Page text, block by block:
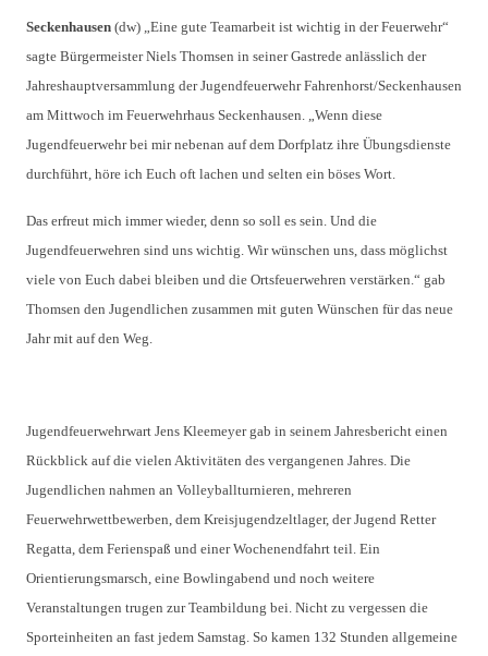
Seckenhausen (dw) „Eine gute Teamarbeit ist wichtig in der Feuerwehr“
sagte Bürgermeister Niels Thomsen in seiner Gastrede anlässlich der
Jahreshauptversammlung der Jugendfeuerwehr Fahrenhorst/Seckenhausen
am Mittwoch im Feuerwehrhaus Seckenhausen. „Wenn diese
Jugendfeuerwehr bei mir nebenan auf dem Dorfplatz ihre Übungsdienste
durchführt, höre ich Euch oft lachen und selten ein böses Wort.
Das erfreut mich immer wieder, denn so soll es sein. Und die
Jugendfeuerwehren sind uns wichtig. Wir wünschen uns, dass möglichst
viele von Euch dabei bleiben und die Ortsfeuerwehren verstärken.“ gab
Thomsen den Jugendlichen zusammen mit guten Wünschen für das neue
Jahr mit auf den Weg.
Jugendfeuerwehrwart Jens Kleemeyer gab in seinem Jahresbericht einen
Rückblick auf die vielen Aktivitäten des vergangenen Jahres. Die
Jugendlichen nahmen an Volleyballturnieren, mehreren
Feuerwehrwettbewerben, dem Kreisjugendzeltlager, der Jugend Retter
Regatta, dem Ferienspaß und einer Wochenendfahrt teil. Ein
Orientierungsmarsch, eine Bowlingabend und noch weitere
Veranstaltungen trugen zur Teambildung bei. Nicht zu vergessen die
Sporteinheiten an fast jedem Samstag. So kamen 132 Stunden allgemeine